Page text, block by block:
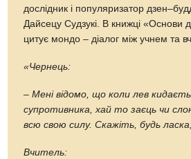
дослідник і популяризатор
Дайсецу Судзукі. В книжці «Основи
цитує мондо – діалог між учнем та
«Чернець:
– Мені відомо, що коли лев
супротивника, хай то заєць чи
всю свою силу. Скажіть, будь
Вчитель: